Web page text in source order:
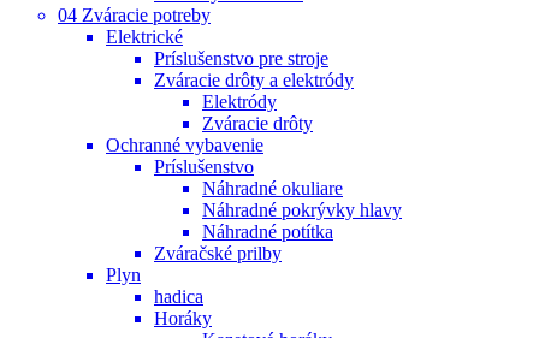
04 Zváracie potreby
Elektrické
Príslušenstvo pre stroje
Zváracie drôty a elektródy
Elektródy
Zváracie drôty
Ochranné vybavenie
Príslušenstvo
Náhradné okuliare
Náhradné pokrývky hlavy
Náhradné potítka
Zváračské prilby
Plyn
hadica
Horáky